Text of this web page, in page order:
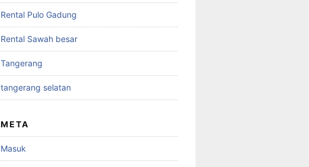
Rental Pulo Gadung
Rental Sawah besar
Tangerang
tangerang selatan
META
Masuk